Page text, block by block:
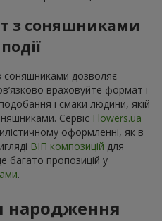
з соняшниками
соняшниками дозволяє
враховуйте формат і
і смаки людини, якій
Сервіс Flowers.ua
оформленні, як в
ВІП композицій для
багато пропозицій у
.
народження